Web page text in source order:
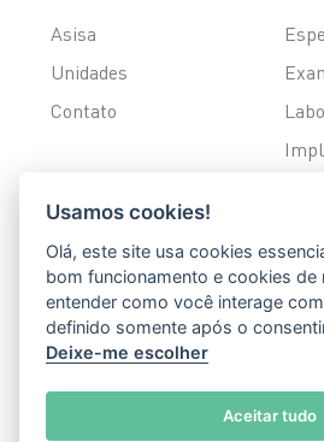
Asisa
Unidades
Contato
Usamos cookies!
Olá, este site usa cookies
bom funcionamento e cookies de
entender como você interage
definido somente após o
Deixe-me escolher
Aceitar tudo